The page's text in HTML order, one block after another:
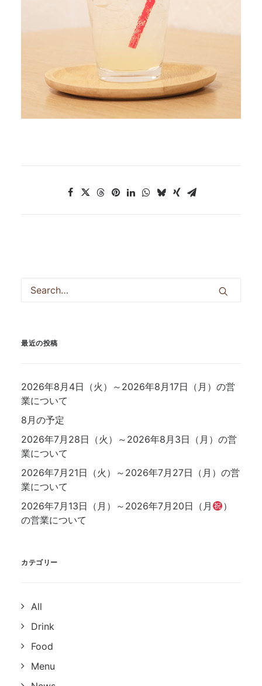
最近の投稿
2026年8月4日（火）～2026年8月17日（月）の営
業について
8月の予定
2026年7月28日（火）～2026年8月3日（月）の営
業について
2026年7月21日（火）～2026年7月27日（月）の営
業について
2026年7月13日（月）～2026年7月20日（月
）
の営業について
カテゴリー
All
Drink
Food
Menu